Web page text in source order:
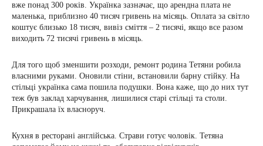
вже понад 300 років. Українка зазначає, що арендна плата не
маленька, приблизно 40 тисяч гривень на місяць. Оплата за світло
коштує близько 18 тисяч, вивіз сміття – 2 тисячі, якщо все разом
виходить 72 тисячі гривень в місяць.
Для того щоб зменшити розходи, ремонт родина Тетяни робила
власними руками. Оновили стіни, встановили барну стійку. На
стільці українка сама пошила подушки. Вона каже, що до них тут
теж був заклад харчування, лишилися старі стільці та столи.
Прикрашала їх власноруч.
Кухня в ресторані англійська. Страви готує чоловік. Тетяна